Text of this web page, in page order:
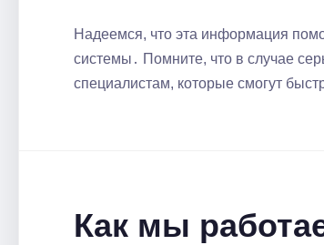
Надеемся, что эта информация
системы․ Помните, что в случае
специалистам, которые смогут
Как мы